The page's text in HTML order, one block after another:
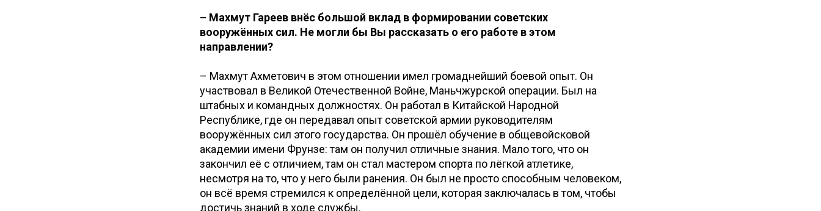
– Махмут Гареев внёс большой вклад в формировании советских
вооружённых сил. Не могли бы Вы рассказать о его работе в этом
направлении?
– Махмут Ахметович в этом отношении имел громаднейший боевой опыт. Он
участвовал в Великой Отечественной Войне, Маньчжурской операции. Был на
штабных и командных должностях. Он работал в Китайской Народной
Республике, где он передавал опыт советской армии руководителям
вооружённых сил этого государства. Он прошёл обучение в общевойсковой
академии имени Фрунзе: там он получил отличные знания. Мало того, что он
закончил её с отличием, там он стал мастером спорта по лёгкой атлетике,
несмотря на то, что у него были ранения. Он был не просто способным человеком,
он всё время стремился к определённой цели, которая заключалась в том, чтобы
достичь знаний в ходе службы.